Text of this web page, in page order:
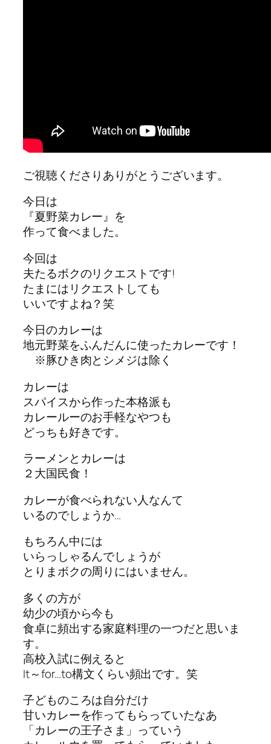
ご視聴くださりありがとうございます。
今日は
『夏野菜カレー』を
作って食べました。
今回は
夫たるボクのリクエストです!
たまにはリクエストしても
いいですよね？笑
今日のカレーは
地元野菜をふんだんに使ったカレーです！
※豚ひき肉とシメジは除く
カレーは
スパイスから作った本格派も
カレールーのお手軽なやつも
どっちも好きです。
ラーメンとカレーは
２大国民食！
カレーが食べられない人なんて
いるのでしょうか…
もちろん中には
いらっしゃるんでしょうが
とりまボクの周りにはいません。
多くの方が
幼少の頃から今も
食卓に頻出する家庭料理の一つだと思いま
す。
高校入試に例えると
It～for…to構文くらい頻出です。笑
子どものころは自分だけ
甘いカレーを作ってもらっていたなあ
「カレーの王子さま」っていう